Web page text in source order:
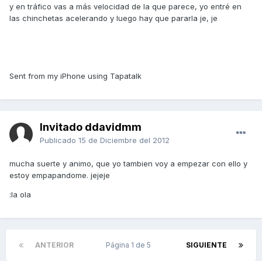
y en tráfico vas a más velocidad de la que parece, yo entré en
las chinchetas acelerando y luego hay que pararla je, je
Sent from my iPhone using Tapatalk
Invitado ddavidmm
Publicado 15 de Diciembre del 2012
mucha suerte y animo, que yo tambien voy a empezar con ello y
estoy empapandome. jejeje
:la ola
ANTERIOR SIGUIENTE
Página 1 de 5